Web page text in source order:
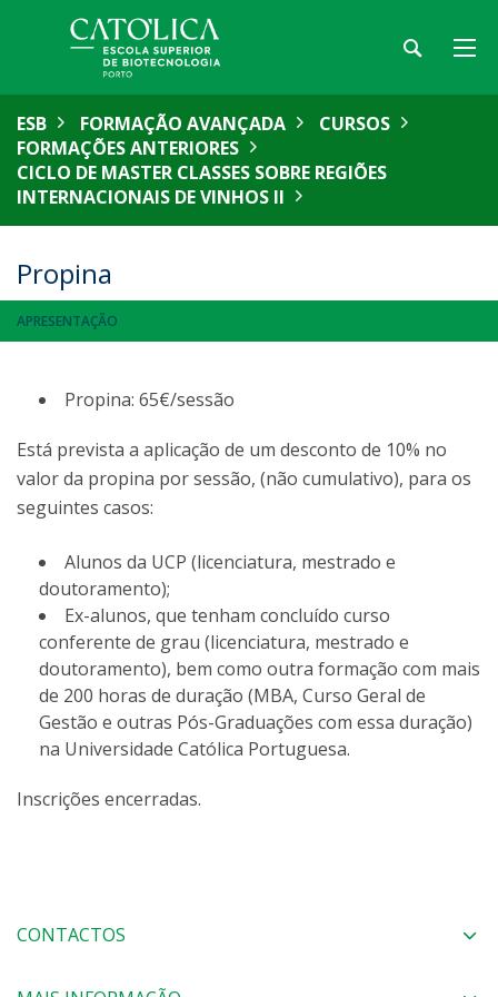
ESB FORMAÇÃO AVANÇADA
CURSOS
FORMAÇÕES ANTERIORES
CICLO DE MASTER CLASSES SOBRE REGIÕES
INTERNACIONAIS DE VINHOS II
Propina
APRESENTAÇÃO
Propina: 65€/sessão
Está prevista a aplicação de um desconto de 10% no
valor da propina por sessão, (não cumulativo), para os
seguintes casos:
Alunos da UCP (licenciatura, mestrado e
doutoramento);
Ex-alunos, que tenham concluído curso
conferente de grau (licenciatura, mestrado e
doutoramento), bem como outra formação com mais
de 200 horas de duração (MBA, Curso Geral de
Gestão e outras Pós-Graduações com essa duração)
na Universidade Católica Portuguesa.
Inscrições encerradas.
CONTACTOS